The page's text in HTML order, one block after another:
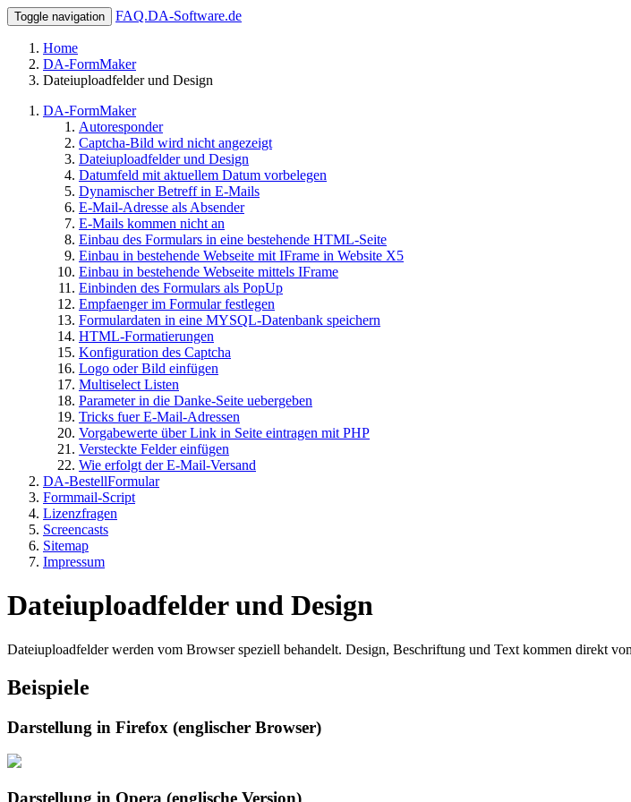
Toggle navigation FAQ.DA-Software.de
Home
DA-FormMaker
Dateiuploadfelder und Design
DA-FormMaker
Autoresponder
Captcha-Bild wird nicht angezeigt
Dateiuploadfelder und Design
Datumfeld mit aktuellem Datum vorbelegen
Dynamischer Betreff in E-Mails
E-Mail-Adresse als Absender
E-Mails kommen nicht an
Einbau des Formulars in eine bestehende HTML-Seite
Einbau in bestehende Webseite mit IFrame in Website X5
Einbau in bestehende Webseite mittels IFrame
Einbinden des Formulars als PopUp
Empfaenger im Formular festlegen
Formulardaten in eine MYSQL-Datenbank speichern
HTML-Formatierungen
Konfiguration des Captcha
Logo oder Bild einfügen
Multiselect Listen
Parameter in die Danke-Seite uebergeben
Tricks fuer E-Mail-Adressen
Vorgabewerte über Link in Seite eintragen mit PHP
Versteckte Felder einfügen
Wie erfolgt der E-Mail-Versand
DA-BestellFormular
Formmail-Script
Lizenzfragen
Screencasts
Sitemap
Impressum
Dateiuploadfelder und Design
Dateiuploadfelder werden vom Browser speziell behandelt. Design, Beschriftung und Text kommen direkt
Beispiele
Darstellung in Firefox (englischer Browser)
Darstellung in Opera (englische Version)